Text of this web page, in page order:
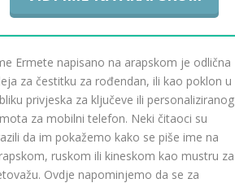
Ermete napisano na arapskom je odlična
za čestitku za rođendan, ili kao poklon u
privjeska za ključeve ili personaliziranog
za mobilni telefon. Neki čitaoci su
da im pokažemo kako se piše ime na
ruskom ili kineskom kao mustru za
Ovdje napominjemo da se za